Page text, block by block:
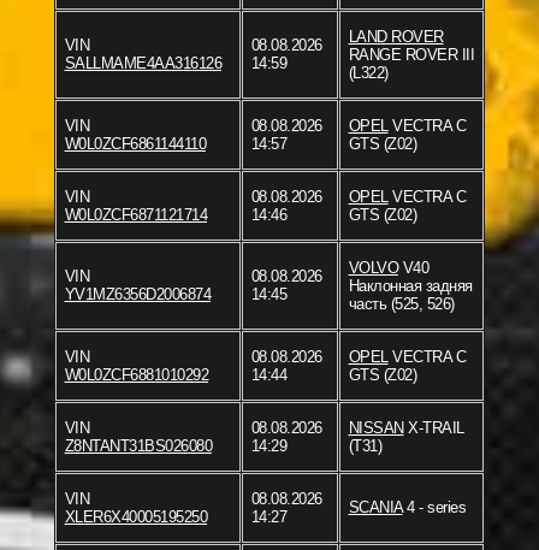
VIN
SALLMAME4AA316126
08.08.2026
14:59
LAND ROVER
RANGE ROVER III
(L322)
VIN
W0L0ZCF6861144110
08.08.2026
14:57
OPELVECTRA C
GTS (Z02)
VIN
W0L0ZCF6871121714
08.08.2026
14:46
OPELVECTRA C
GTS (Z02)
VIN
YV1MZ6356D2006874
08.08.2026
14:45
VOLVOV40
Наклонная задняя
часть (525, 526)
VIN
W0L0ZCF6881010292
08.08.2026
14:44
OPELVECTRA C
GTS (Z02)
VIN
Z8NTANT31BS026080
08.08.2026
14:29
NISSAN X-TRAIL
(T31)
VIN
XLER6X40005195250
08.08.2026
14:27
SCANIA4 - series